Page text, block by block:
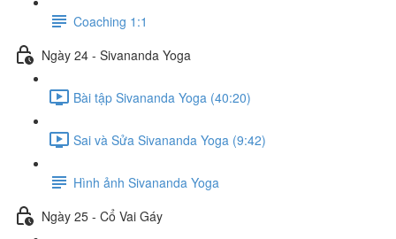
Coaching 1:1
Ngày 24 - Sivananda Yoga
Bài tập Sivananda Yoga (40:20)
Sai và Sửa Sivananda Yoga (9:42)
Hình ảnh Sivananda Yoga
Ngày 25 - Cổ Vai Gáy